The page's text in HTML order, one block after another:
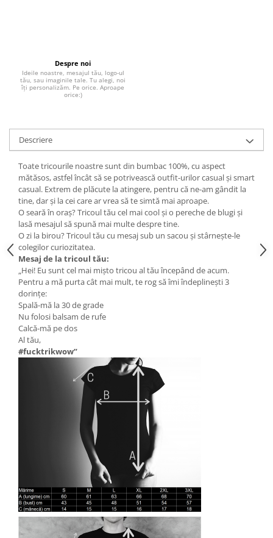
Despre noi
Ideile noastre, mesajul tău, logo-ul
tău, sau imaginile tale. Tu alegi, noi
îți personalizăm. Pe orice. Aproape
orice:)
Descriere
Toate tricourile noastre sunt din bumbac 100%, cu aspect
mătăsos, astfel încât să se potrivească outfit-urilor casual și smart
casual. Extrem de plăcute la atingere, pentru că ne-am gândit la
tine, dar și la cei care ar vrea să te simtă mai aproape.
O seară în oraș? Tricoul tău cel mai cool și o pereche de blugi și
lasă mesajul să spună mai multe despre tine.
O zi la birou? Tricoul tău cu mesaj sub un sacou și stârnește-le
colegilor curiozitatea.
Mesaj de la tricoul tău:
„Hei! Eu sunt cel mai mișto tricou al tău începând de acum.
Pentru a mă purta cât mai mult, te rog să îmi îndeplinești 3
dorințe:
Spală-mă la 30 de grade
Nu folosi balsam de rufe
Calcă-mă pe dos
Al tău,
#fucktrikwow”